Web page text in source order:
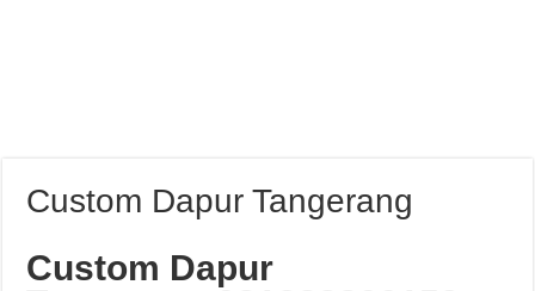
Custom Dapur Tangerang
Custom Dapur